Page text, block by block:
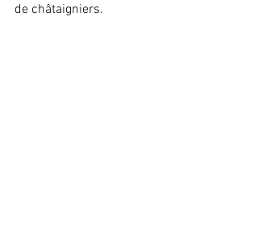
de châtaigniers.